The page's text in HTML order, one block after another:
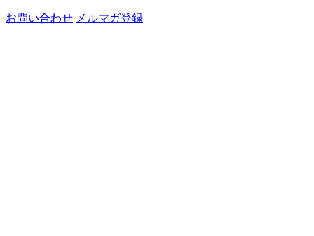
お問い合わせ メルマガ登録